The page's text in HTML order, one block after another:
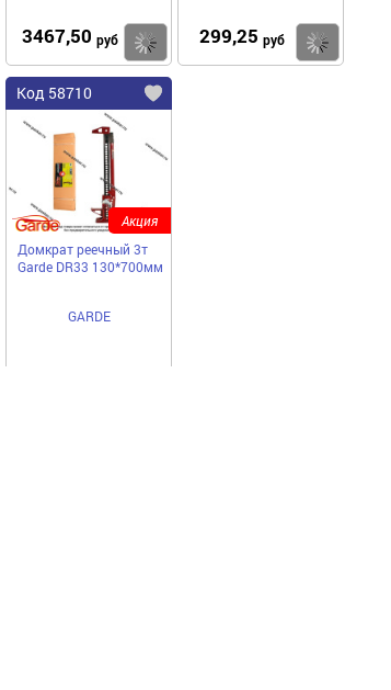
3467,50 руб Купить
299,25 руб
Код 58710
Домкрат реечный 3т
Garde DR33 130*700мм
GARDE
Акция